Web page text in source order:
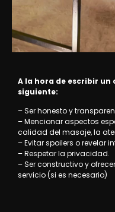
A la hora de escribir
siguiente:
– Ser honesto y
– Mencionar aspectos
calidad del masaje, la
– Evitar spoilers o revelar
– Respetar la privacidad.
– Ser constructivo y
servicio (si es necesario)